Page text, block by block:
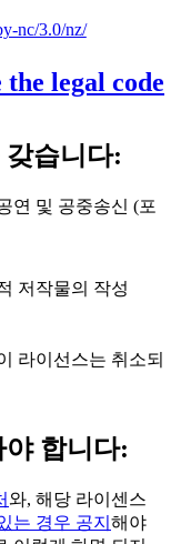
nc/3.0/nz/
the legal code
습니다:
연 및 공중송신 (포
저작물의 작성
라이선스는 취소되
합니다:
와, 해당 라이센스
는 경우 공지 해야